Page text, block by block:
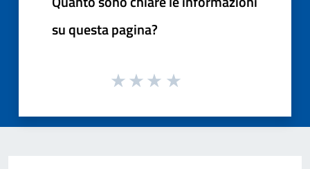
su questa pagina?